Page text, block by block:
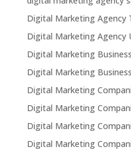
Digital Marketing Agency
Digital Marketing Agency
Digital Marketing Business
Digital Marketing
Digital Marketing
Digital Marketing
Digital Marketing
Digital Marketing